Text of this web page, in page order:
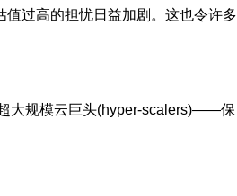
过高的担忧日益加剧。这也令许多
大规模云巨头(hyper-scalers)——保